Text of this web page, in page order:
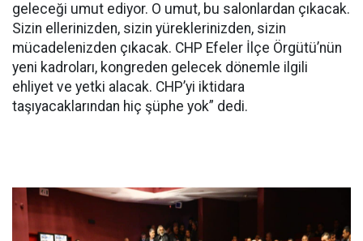
geleceği umut ediyor. O umut, bu salonlardan çıkacak.
Sizin ellerinizden, sizin yüreklerinizden, sizin
mücadelenizden çıkacak. CHP Efeler İlçe Örgütü’nün
yeni kadroları, kongreden gelecek dönemle ilgili
ehliyet ve yetki alacak. CHP’yi iktidara
taşıyacaklarından hiç şüphe yok” dedi.